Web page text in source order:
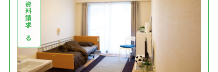
資料請求する